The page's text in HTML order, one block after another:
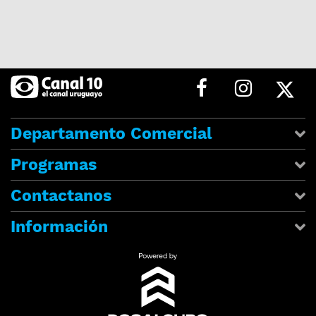
Departamento Comercial
Programas
Contactanos
Información